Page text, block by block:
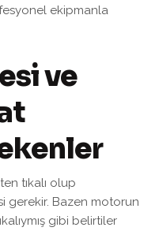
ekipmanla
ve
tıkalı olup
gerekir. Bazen motorun
gibi belirtiler